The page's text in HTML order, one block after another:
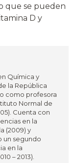
que se pueden
D y
Química y
la República
como profesora
Normal de
Cuenta con
en la
(2009) y
un segundo
en la
– 2013).